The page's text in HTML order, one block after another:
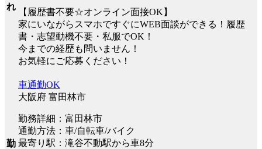
れ
【履歴書不要☆オンライン面接OK】
家にいながらスマホですぐにWEB面談ができる！履歴
書・志望動機不要・私服でOK！
今までの経歴も問いません！
お気軽にご応募ください！
勤
車通勤OK
大阪府 富田林市
勤務詳細：富田林市
通勤方法：車/自転車/バイク
最寄り駅：滝谷不動駅から車8分